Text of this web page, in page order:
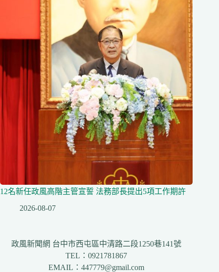
12名新任政風高階主管宣誓 法務部長提出5項工作期許
2026-08-07
政風新聞網 台中市西屯區中清路二段1250巷141號
TEL：0921781867
EMAIL：447779@gmail.com